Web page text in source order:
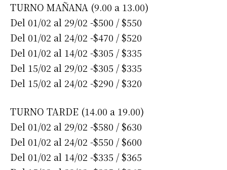
TURNO MAÑANA (9.00 a 13.00)
Del 01/02 al 29/02 -$500 / $550
Del 01/02 al 24/02 -$470 / $520
Del 01/02 al 14/02 -$305 / $335
Del 15/02 al 29/02 -$305 / $335
Del 15/02 al 24/02 -$290 / $320
TURNO TARDE (14.00 a 19.00)
Del 01/02 al 29/02 -$580 / $630
Del 01/02 al 24/02 -$550 / $600
Del 01/02 al 14/02 -$335 / $365